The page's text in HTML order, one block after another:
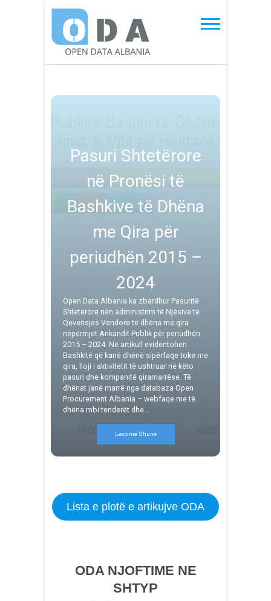
content
Open Data Albania
Pasuri Shtetërore
në Pronësi të
Bashkive të Dhëna
me Qira për
periudhën 2015 –
2024
Open Data Albania ka zbardhur Pasuritë
Shtetërore nën administrim të Njësive të
Qeverisjes Vendore të dhëna me qira
nëpërmjet Ankandit Publik për periudhën
2015 – 2024. Në artikull evidentohen
Bashkitë që kanë dhënë sipërfaqe toke me
qira, lloji i aktivitetit të ushtruar në këto
pasuri dhe kompanitë qiramarrëse. Të
dhënat janë marrë nga databaza Open
Procurement Albania – webfaqe me të
dhëna mbi tenderët dhe…
Lexo më Shunë
Lista e plotë e artikujve ODA
ODA NJOFTIME NE
SHTYP